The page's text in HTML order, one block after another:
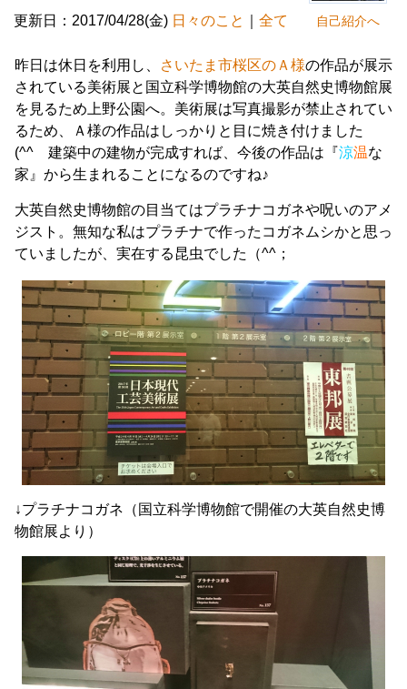
自己紹介へ
更新日：2017/04/28(金) 日々のこと 全て
昨日は休日を利用し、 さいたま市桜区のＡ様の作品が展示
されている美術展と国立科学博物館の大英自然史博物館展
を見るため上野公園へ。美術展は写真撮影が禁止されてい
るため、Ａ様の作品はしっかりと目に焼き付けました
(^^ 建築中の建物が完成すれば、今後の作品は『涼温な
家』から生まれることになるのですね♪
大英自然史博物館の目当てはプラチナコガネや呪いのアメ
ジスト。無知な私はプラチナで作ったコガネムシかと思っ
ていましたが、実在する昆虫でした（^^；
↓プラチナコガネ（国立科学博物館で開催の大英自然史博
物館展より）